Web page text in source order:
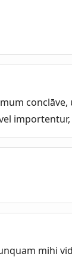
conclāve,
mihi